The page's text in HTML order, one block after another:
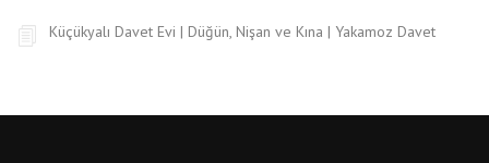
Küçükyalı Davet Evi | Düğün, Nişan ve Kına | Yakamoz Davet